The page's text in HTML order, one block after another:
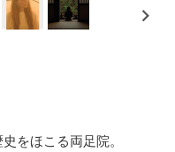
をほこる両足院。